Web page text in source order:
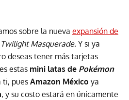
sobre la nueva expansión de
Twilight Masquerade. Y si ya
deseas tener más tarjetas
estas mini latas de Pokémon
ti, pues Amazon México ya
, y su costo estará en únicamente